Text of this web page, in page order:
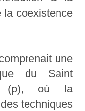
la coexistence
une
du Saint
(p), où la
techniques